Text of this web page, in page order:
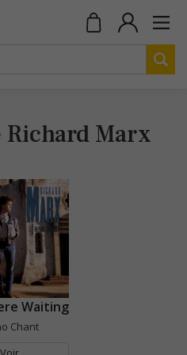
Marx
Waiting
Chant